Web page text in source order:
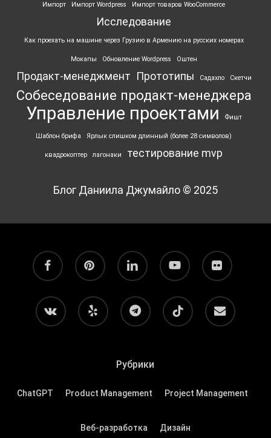
Импорт Импорт Wordpress Импорт товаров WooCommerce
Исследование
Как проехать на машине через Грузию в Армению на русских номерах
Мокапы Обновление Wordpress Оштен
Продакт-менеджмент Прототипы Садахло Скетчи
Собеседование продакт-менеджера
Управление проектами Фишт
Шаблон брифа Ярлык ‎слишком длинный (более 28 символов)
квадрокоптер лагонаки тестирование mvp
Блог Даниила Джумайло © 2025
facebook pinterest linkedin youtube flickr
vk yelp telegram tiktok email
Рубрики
ChatGPT Product Management Project Management
Веб-разработка Дизайн